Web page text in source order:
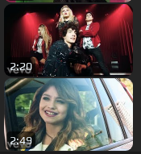
2:20
2:49